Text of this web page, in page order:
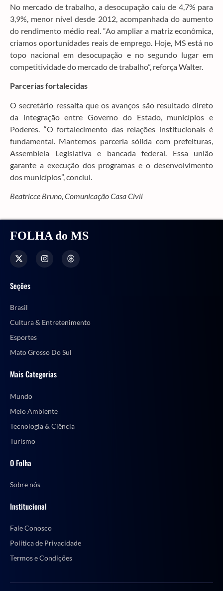
No mercado de trabalho, a desocupação caiu de 4,7% para
3,9%, menor nível desde 2012, acompanhada do aumento
do rendimento médio real. “Ao ampliar a matriz econômica,
criamos oportunidades reais de emprego. Hoje, MS está no
topo nacional em desocupação e no segundo lugar em
competitividade do mercado de trabalho”, reforça Walter.
Parcerias fortalecidas
O secretário ressalta que os avanços são resultado direto
da integração entre Governo do Estado, municípios e
Poderes. “O fortalecimento das relações institucionais é
fundamental. Mantemos parceria sólida com prefeituras,
Assembleia Legislativa e bancada federal. Essa união
garante a execução dos programas e o desenvolvimento
dos municípios”, conclui.
Beatricce Bruno, Comunicação Casa Civil
FOLHA do MS
Seções
Brasil
Cultura & Entretenimento
Esportes
Mato Grosso Do Sul
Mais Categorias
Mundo
Meio Ambiente
Tecnologia & Ciência
Turismo
O Folha
Sobre nós
Institucional
Fale Conosco
Política de Privacidade
Termos e Condições